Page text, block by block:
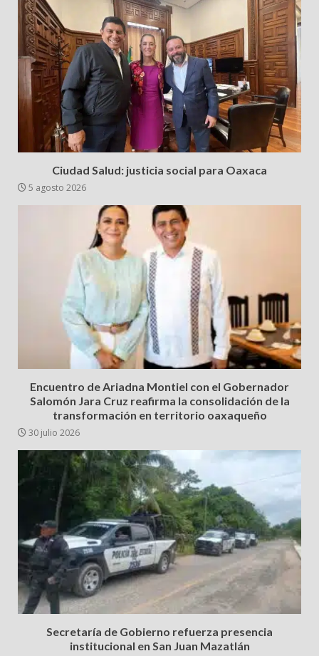
Ciudad Salud: justicia social para Oaxaca
5 agosto 2026
Encuentro de Ariadna Montiel con el Gobernador
Salomón Jara Cruz reafirma la consolidación de la
transformación en territorio oaxaqueño
30 julio 2026
Secretaría de Gobierno refuerza presencia
institucional en San Juan Mazatlán